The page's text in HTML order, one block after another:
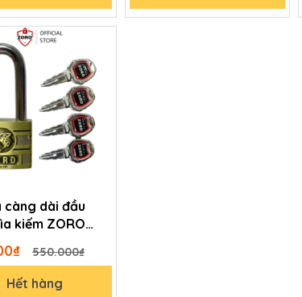
càng dài đầu
kiếm ZORO
cao cấp
550.000₫
Hết hàng